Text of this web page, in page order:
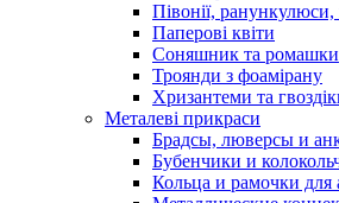
Півонії, ранункулюси,
Паперові квіти
Соняшник та ромашки
Троянди з фоамірану
Хризантеми та
Металеві прикраси
Брадсы, люверсы и
Бубенчики и
Кольца и рамочки для